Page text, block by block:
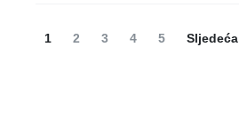
Posts
Page
1 Page
2 Page
3 Page
4 Page
5 Sljedeća